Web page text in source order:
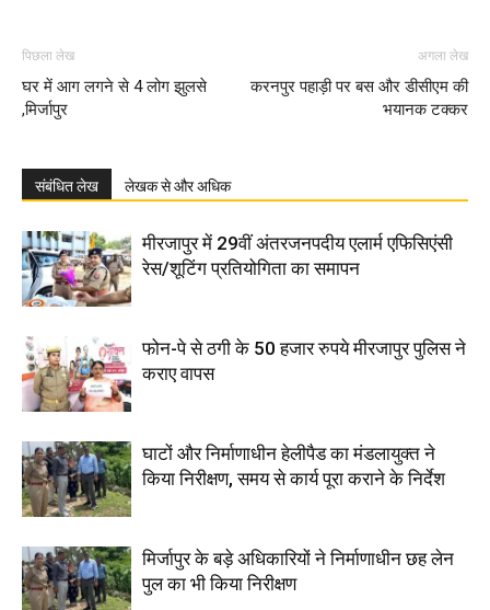
पिछला लेख
घर में आग लगने से 4 लोग झुलसे
,मिर्जापुर
अगला लेख
करनपुर पहाड़ी पर बस और डीसीएम की
भयानक टक्कर
संबंधित लेख लेखक से और अधिक
मीरजापुर में 29वीं अंतरजनपदीय एलार्म एफिसिएंसी
रेस/शूटिंग प्रतियोगिता का समापन
फोन-पे से ठगी के 50 हजार रुपये मीरजापुर पुलिस ने
कराए वापस
घाटों और निर्माणाधीन हेलीपैड का मंडलायुक्त ने
किया निरीक्षण, समय से कार्य पूरा कराने के निर्देश
मिर्जापुर के बड़े अधिकारियों ने निर्माणाधीन छह लेन
पुल का भी किया निरीक्षण